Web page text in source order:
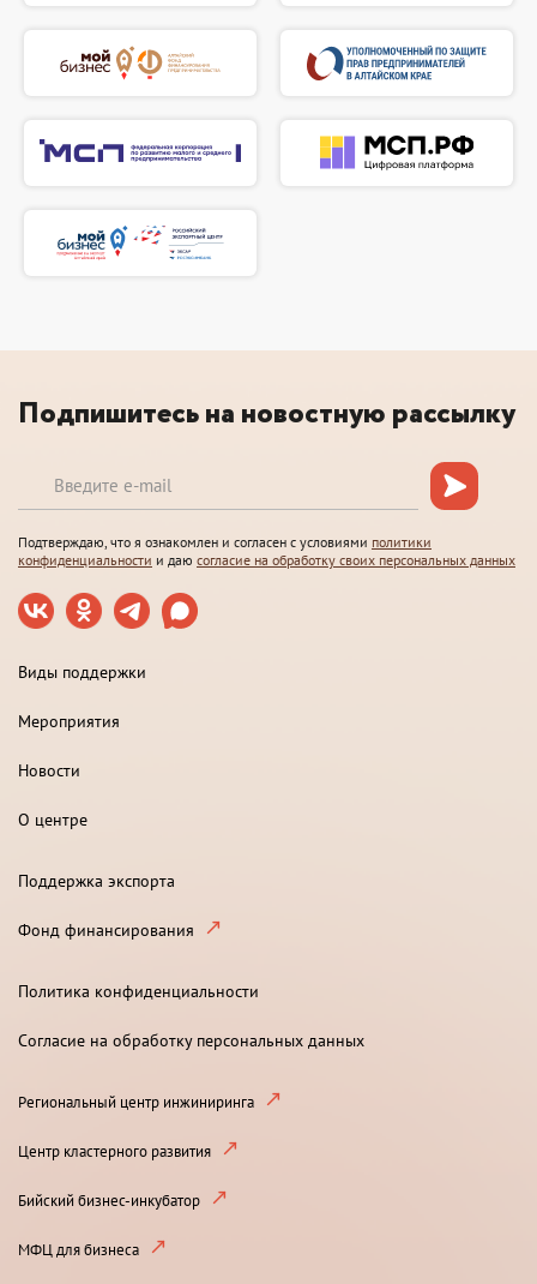
Подпишитесь на новостную рассылку
Подтверждаю, что я ознакомлен и согласен с условиями политики
конфиденциальности и даю согласие на обработку своих персональных данных
Виды поддержки
Мероприятия
Новости
О центре
Поддержка экспорта
Фонд финансирования
Политика конфиденциальности
Согласие на обработку персональных данных
Региональный центр инжиниринга
Центр кластерного развития
Бийский бизнес-инкубатор
МФЦ для бизнеса